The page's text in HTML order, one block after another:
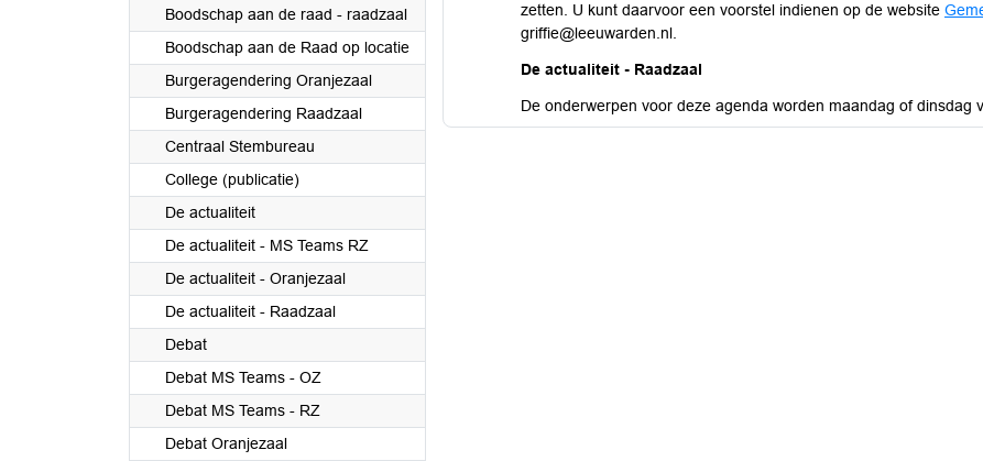
Boodschap aan de raad - raadzaal
Boodschap aan de Raad op locatie
Burgeragendering Oranjezaal
Burgeragendering Raadzaal
Centraal Stembureau
College (publicatie)
De actualiteit
De actualiteit - MS Teams RZ
De actualiteit - Oranjezaal
De actualiteit - Raadzaal
Debat
Debat MS Teams - OZ
Debat MS Teams - RZ
Debat Oranjezaal
zetten. U kunt daarvoor een voorstel indienen op de website
griffie@leeuwarden.nl.
De actualiteit - Raadzaal
woensdag 26 augustus 2026
De onderwerpen voor deze agenda worden maandag of dinsdag